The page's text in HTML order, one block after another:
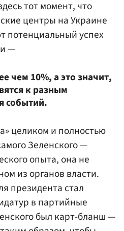
тот момент, что
центры на Украине
потенциальный успех
—
чем 10%, а это значит,
к разным
событий.
целиком и полностью
Зеленского —
опыта, она не
из органов власти.
президента стал
в партийные
был карт-бланш —